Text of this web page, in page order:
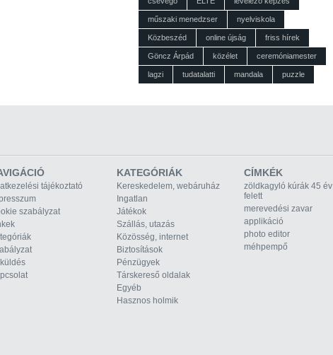
műszaki menedzser nyelviskola
Közbeszéd online újság friss hírek
Göncz Árpád közélet ceremóniamester
lagzi tudatalatti mandala puzzle
tájékoztató
szabályzat
KATEGÓRIÁK
Kereskedelem, webáruház
Ingatlan
Játékok
Szállás, utazás
Közösség, internet
Biztosítások
Pénzügyek
Társkereső oldalak
Egyéb
Hasznos holmik
CÍMKÉK
zöldkagyló kúrák 45 év
felett
merevedési zavar
applikáció
photo editor
méhpempő